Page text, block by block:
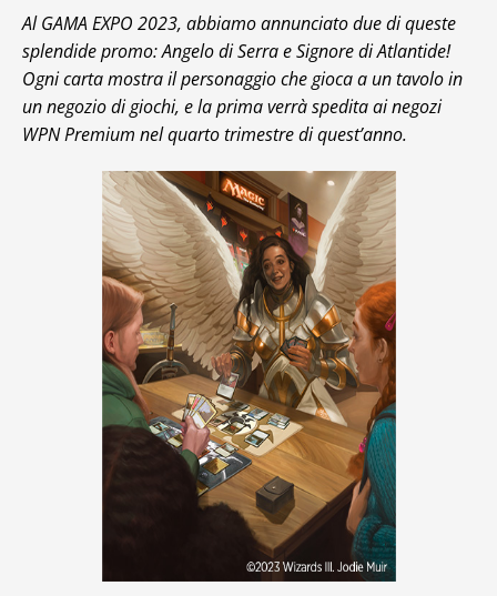
Al GAMA EXPO 2023, abbiamo annunciato due di queste
splendide promo: Angelo di Serra e Signore di Atlantide!
Ogni carta mostra il personaggio che gioca a un tavolo in
un negozio di giochi, e la prima verrà spedita ai negozi
WPN Premium nel quarto trimestre di quest’anno.